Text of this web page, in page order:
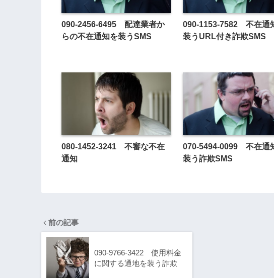
090-2456-6495 配達業者か
らの不在通知を装うSMS
090-1153-7582 不在通
装うURL付き詐欺SMS
080-1452-3241 不審な不在
通知
070-5494-0099 不在通
装う詐欺SMS
前の記事
090-9766-3422 使用料金
に関する通地を装う詐欺